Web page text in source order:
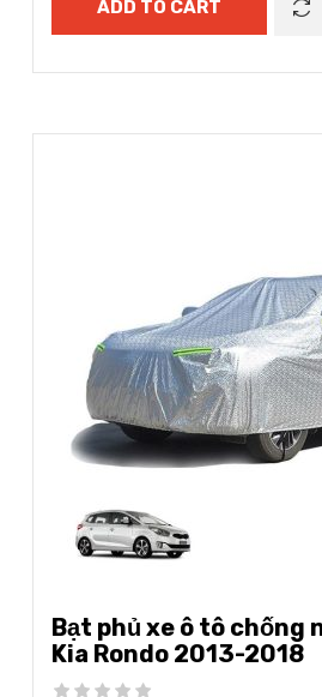
ADD TO CART
Bạt phủ xe ô tô chống
Kia Rondo 2013-2018